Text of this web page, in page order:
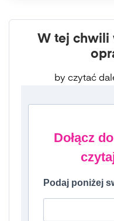
W tej chwili
by czytać
Dołącz
Podaj poniżej